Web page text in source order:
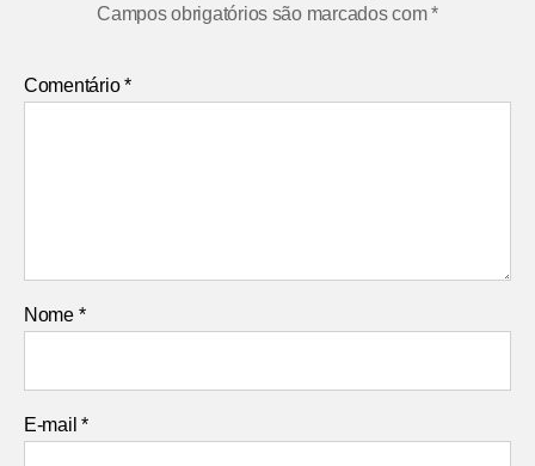
Campos obrigatórios são marcados com*
Comentário*
Nome *
E-mail*